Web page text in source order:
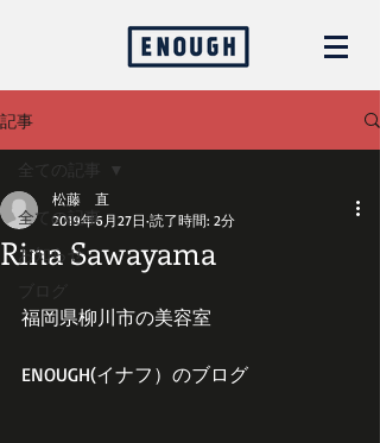
記事
全ての記事
お知らせ
ブログ
全ての記事
Rina Sawayama
松藤 直
2019年6月27日 読了時間: 2分
福岡県柳川市の美容室
ENOUGH(イナフ）のブログ